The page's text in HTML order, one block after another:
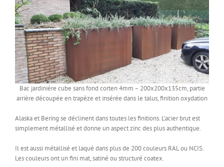
Bac jardinière cube sans fond corten 4mm – 200x200x135cm, partie
arrière découpée en trapèze et insérée dans le talus, finition oxydation
Alaska et Bering se déclinent dans toutes les finitions. L’acier brut est
simplement métallisé et donne un aspect zinc des plus authentique.
Il est aussi métallisé et laqué dans plus de 200 couleurs RAL ou NCIS.
Les couleurs ont un fini mat, satiné ou structuré coatex.